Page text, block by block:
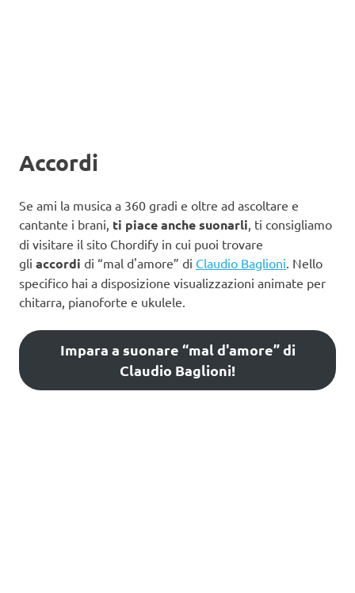
Accordi
Se ami la musica a 360 gradi e oltre ad ascoltare e
cantante i brani, ti piace anche suonarli, ti consigliamo
di visitare il sito Chordify in cui puoi trovare
gli accordi di “mal d'amore” di Claudio Baglioni. Nello
specifico hai a disposizione visualizzazioni animate per
chitarra, pianoforte e ukulele.
Impara a suonare “mal d'amore” di
Claudio Baglioni!